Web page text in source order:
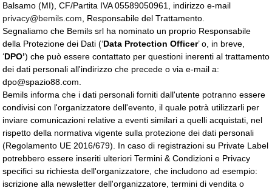
Balsamo (MI), CF/Partita IVA 05589050961, indirizzo e-mail
privacy@bemils.com , Responsabile del Trattamento.
Segnaliamo che Bemils srl ha nominato un proprio Responsabile
della Protezione dei Dati (‘Data Protection Officer’ o, in breve,
‘DPO’) che può essere contattato per questioni inerenti al trattamento
dei dati personali all'indirizzo che precede o via e-mail a:
dpo@spazio88.com
Bemils informa che i dati personali forniti dall'utente potranno essere
condivisi con l'organizzatore dell'evento, il quale potrà utilizzarli per
inviare comunicazioni relative a eventi similari a quelli acquistati, nel
rispetto della normativa vigente sulla protezione dei dati personali
(Regolamento UE 2016/679). In caso di registrazioni su Private Label
potrebbero essere inseriti ulteriori Termini & Condizioni e Privacy
specifici su richiesta dell'organizzatore, che includono ad esempio:
iscrizione alla newsletter dell'organizzatore, termini di vendita o